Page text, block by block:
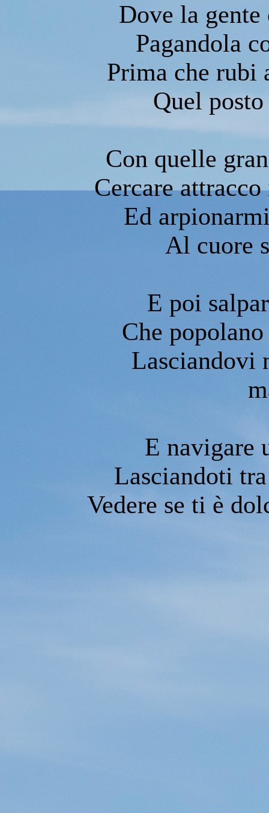
Dove la
Pagandola
Prima che rubi
Quel
Con quelle
Cercare
Ed
Al cuore
E poi
Che
Lasciandovi
E navigare
Lasciandoti
Vedere se ti è